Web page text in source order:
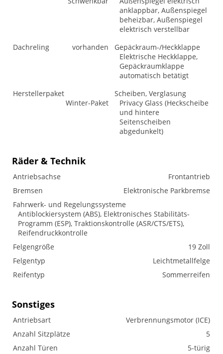
anklappbar, Außenspiegel
beheizbar, Außenspiegel
elektrisch verstellbar
Dachreling
vorhanden
Gepäckraum-/Heckklappe
Elektrische Heckklappe,
Gepäckraumklappe
automatisch betätigt
Herstellerpaket
Winter-Paket
Scheiben, Verglasung
Privacy Glass (Heckscheibe
und hintere
Seitenscheiben
abgedunkelt)
Räder & Technik
Antriebsachse
Frontantrieb
Bremsen
Elektronische Parkbremse
Fahrwerk- und Regelungssysteme
Antiblockiersystem (ABS), Elektronisches Stabilitäts-
Programm (ESP), Traktionskontrolle (ASR/CTS/ETS),
Reifendruckkontrolle
Felgengröße
19 Zoll
Felgentyp
Leichtmetallfelge
Reifentyp
Sommerreifen
Sonstiges
Antriebsart
Verbrennungsmotor (ICE)
Anzahl Sitzplätze
5
Anzahl Türen
5-türig